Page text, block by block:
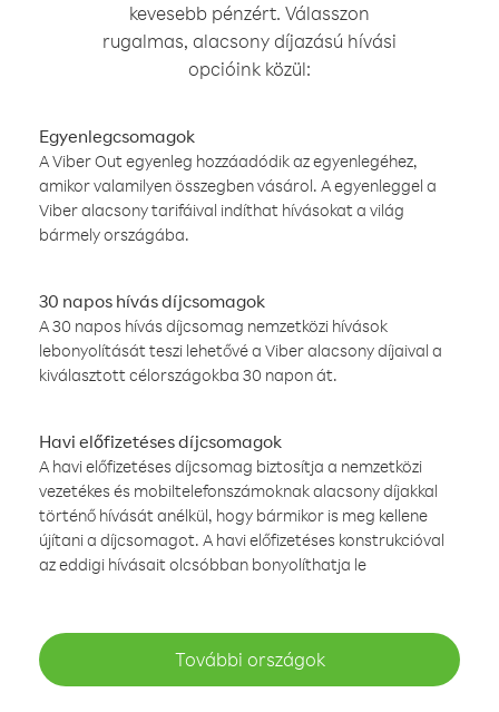
kevesebb pénzért. Válasszon
rugalmas, alacsony díjazású hívási
opcióink közül:
Egyenlegcsomagok
A Viber Out egyenleg hozzáadódik az egyenlegéhez,
amikor valamilyen összegben vásárol. A egyenleggel a
Viber alacsony tarifáival indíthat hívásokat a világ
bármely országába.
30 napos hívás díjcsomagok
A 30 napos hívás díjcsomag nemzetközi hívások
lebonyolítását teszi lehetővé a Viber alacsony díjaival a
kiválasztott célországokba 30 napon át.
Havi előfizetéses díjcsomagok
A havi előfizetéses díjcsomag biztosítja a nemzetközi
vezetékes és mobiltelefonszámoknak alacsony díjakkal
történő hívását anélkül, hogy bármikor is meg kellene
újítani a díjcsomagot. A havi előfizetéses konstrukcióval
az eddigi hívásait olcsóbban bonyolíthatja le
További országok